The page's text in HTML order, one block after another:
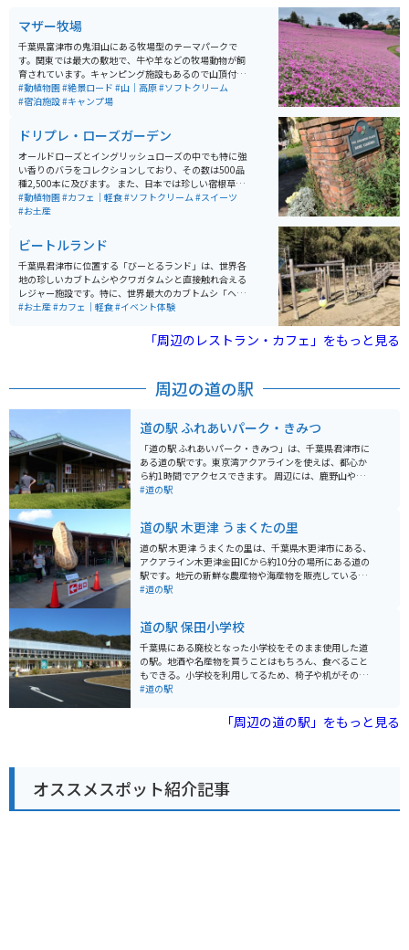
マザー牧場
千葉県富津市の鬼泪山にある牧場型のテーマパークで
す。関東では最大の敷地で、牛や羊などの牧場動物が飼
育されています。キャンピング施設もあるので山頂付近
から望む景色を見ながらBBQなども楽しめます。山道を
登るので道中ツーリングにも最適です。
#動植物園#絶景ロード #山｜高原#ソフトクリーム
#宿泊施設#キャンプ場
ドリプレ・ローズガーデン
オールドローズとイングリッシュローズの中でも特に強
い香りのバラをコレクションしており、その数は500品
種2,500本に及びます。 また、日本では珍しい宿根草も
あちこちに咲いています。元々この土地に植わっていた
大きくて見事な樹木を活かしたガーデン造りにも注目で
然のバラから作られた香水の香りが漂うお食事＆お飲み
物の図書館カフェもあり、庭園を眺めながらゆったりと
した時間を過ごせます。
#動植物園#カフェ｜軽食#ソフトクリーム#スイーツ
#お土産
ビートルランド
千葉県君津市に位置する「びーとるランド」は、世界各
地の珍しいカブトムシやクワガタムシと直接触れ合える
レジャー施設です。特に、世界最大のカブトムシ「ヘラ
クレスオオカブト」や、七色に輝く「ニジイロクワガ
ことができます。施設内は「甲虫エリア」「PLAYエリ
ア」「芝生エリア」「オフロードエリア」「休憩エリ
彩なアクティビティを楽しめます。 また、芝生エリアで
時間、海ほたるから車で20分とアクセスも良好です。営
業時間は10時から17時までです。入場料は大人（中学生
以上）1,500円、子供（3歳～小学生）800円で、2歳以
下は無料です。夏休み期間（7月15日～8月31日）は料金
が変更される場合がありますので、事前に確認をおすす
めします。詳細は公式サイトでご確認ください。自然豊
かな環境で、昆虫との触れ合いや多彩な遊具を通じて、
子供から大人まで楽しめるスポットです。
#お土産#カフェ｜軽食#イベント体験
「周辺のレストラン・カフェ」をもっと見る
周辺の道の駅
道の駅 ふれあいパーク・きみつ
「道の駅 ふれあいパーク・きみつ」は、千葉県君津市に
ある道の駅です。東京湾アクアラインを使えば、都心か
ら約1時間でアクセスできます。 周辺には、鹿野山やマ
ザー牧場、濃溝の滝など、自然豊かな観光スポットがた
道の駅には、地元の新鮮な農産物が販売されているほ
か、レストランでは君津産の食材を使った料理を楽しむ
ことができます。名物は、竹炭を使った真っ黒なソフト
クリーム「竹炭ソフト」です。 また、併設されている
「君津ふるさと物産館」では、君津市や周辺地域の特産
#道の駅
道の駅 木更津 うまくたの里
道の駅 木更津 うまくたの里は、千葉県木更津市にある、
アクアライン木更津金田ICから約10分の場所にある道の
駅です。地元の新鮮な農産物や海産物を販売している直
売所や、木更津名物のあさりを使った料理が楽しめるレ
方面から来る場合は、海ほたるPAで休憩してから向かう
のもおすすめです。周辺には、ドイツ風の街並みが楽し
めるテーマパーク「マザー牧場」や、東京湾を一望でき
る「鋸山」などの観光スポットがあります。 木更津は、
あさりや海苔などの海産物が有名です。道の駅 うまくた
さりの佃煮などがおすすめです。
#道の駅
道の駅 保田小学校
千葉県にある廃校となった小学校をそのまま使用した道
の駅。地酒や名産物を買うことはもちろん、食べること
もできる。小学校を利用してるため、椅子や机がそのま
ま利用されたりもしてました。道の駅では珍しく宿泊施
#道の駅
「周辺の道の駅」をもっと見る
オススメスポット紹介記事